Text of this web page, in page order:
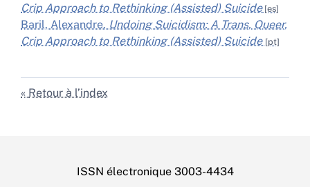
Crip Approach to Rethinking (Assisted) Suicide
Baril, Alexandre. Undoing Suicidism: A Trans, Queer,
Crip Approach to Rethinking (Assisted) Suicide
Retour à l’index
ISSN électronique 3003-4434